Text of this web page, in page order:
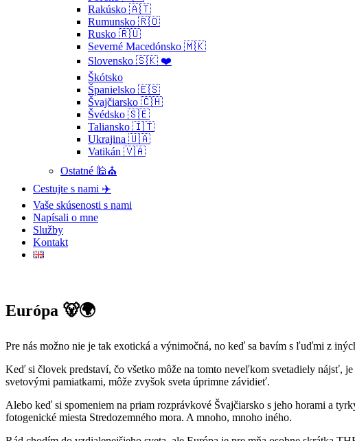
Rakúsko 🇦🇹
Rumunsko 🇷🇴
Rusko 🇷🇺
Severné Macedónsko 🇲🇰
Slovensko 🇸🇰 ❤️
Škótsko
Španielsko 🇪🇸
Švajčiarsko 🇨🇭
Švédsko 🇸🇪
Taliansko 🇮🇹
Ukrajina 🇺🇦
Vatikán 🇻🇦
Ostatné 🕌⛪
Cestujte s nami ✈️
Vaše skúsenosti s nami
Napísali o mne
Služby
Kontakt
Európa 🐻🌍
Pre nás možno nie je tak exotická a výnimočná, no keď sa bavím s ľuďmi z
Keď si človek predstaví, čo všetko môže na tomto neveľkom svetadiely nájsť,
svetovými pamiatkami, môže zvyšok sveta úprimne závidieť.
Alebo keď si spomeniem na priam rozprávkové Švajčiarsko s jeho horami a
fotogenické miesta Stredozemného mora. A mnoho, mnoho iného.